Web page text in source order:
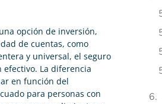
opción de inversión,
de cuentas, como
y universal, el seguro
La diferencia
en función del
para personas con